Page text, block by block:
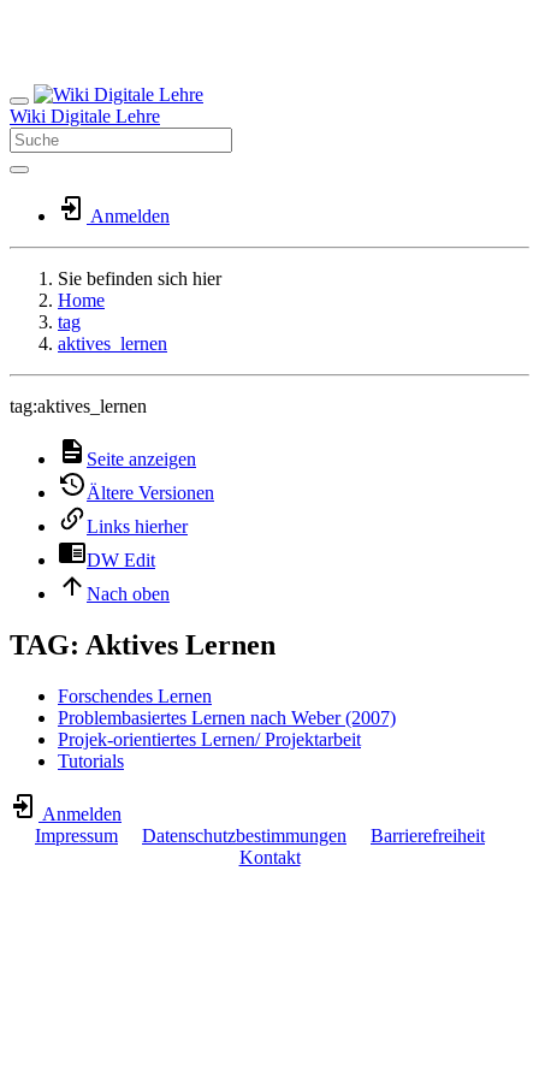
Wiki Digitale Lehre
Anmelden
Sie befinden sich hier
Home
tag
aktives_lernen
tag:aktives_lernen
Seite anzeigen
Ältere Versionen
Links hierher
DW Edit
Nach oben
TAG: Aktives Lernen
Forschendes Lernen
Problembasiertes Lernen nach Weber (2007)
Projek-orientiertes Lernen/ Projektarbeit
Tutorials
Anmelden
Impressum
Datenschutzbestimmungen
Barrierefreiheit
Kontakt